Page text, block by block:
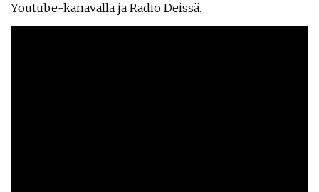
Youtube-kanavalla ja Radio Deissä.